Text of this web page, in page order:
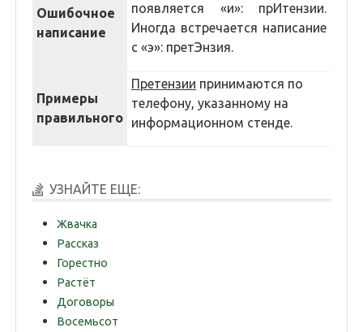
Ошибочное
написание
появляется «и»: прИтензии.
Иногда встречается написание
с «э»: претЭнзия.
Примеры
правильного
Претензии принимаются по
телефону, указанному на
информационном стенде.
УЗНАЙТЕ ЕЩЕ:
Жвачка
Рассказ
Горестно
Растёт
Договоры
Восемьсот